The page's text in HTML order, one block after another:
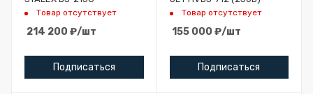
Товар отсутствует
214 200 ₽/шт
Подписаться
Товар отсутствует
155 000 ₽/шт
Подписаться